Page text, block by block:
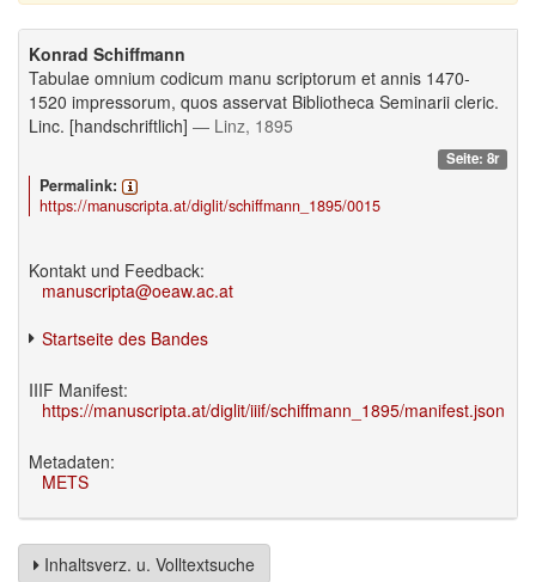
Konrad Schiffmann
Tabulae omnium codicum manu scriptorum et annis 1470-
1520 impressorum, quos asservat Bibliotheca Seminarii cleric.
Linc. [handschriftlich] — Linz, 1895
Seite: 8r
Permalink:
https://manuscripta.at/diglit/schiffmann_1895/0015
Kontakt und Feedback:
manuscripta@oeaw.ac.at
Startseite des Bandes
IIIF Manifest:
https://manuscripta.at/diglit/iiif/schiffmann_1895/manifest.json
Metadaten:
METS
Inhaltsverz. u. Volltextsuche